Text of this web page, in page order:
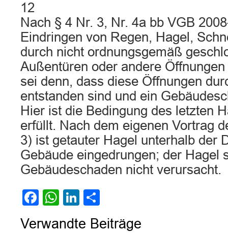
12
Nach § 4 Nr. 3, Nr. 4a bb VGB
Eindringen von Regen, Hagel,
durch nicht ordnungsgemäß
Außentüren oder andere
sei denn, dass diese Öffnungen
entstanden sind und ein
Hier ist die Bedingung des letzten
erfüllt. Nach dem eigenen Vortrag
3) ist getauter Hagel unterhalb der
Gebäude eingedrungen; der Hagel
Gebäudeschaden nicht verursacht.
Facebook
WhatsApp
LinkedIn
Verwandte Beiträge